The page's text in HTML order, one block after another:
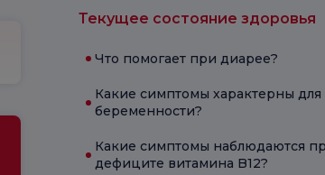
Текущее состояние здоровья
Что помогает при диарее?
Какие симптомы характерны для
беременности?
Какие симптомы наблюдаются
дефиците витамина B12?